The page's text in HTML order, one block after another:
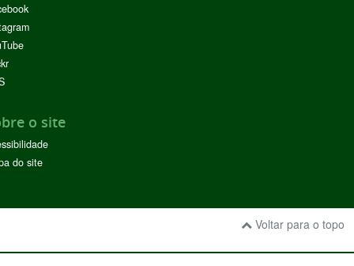
o site
do site
Voltar para o topo